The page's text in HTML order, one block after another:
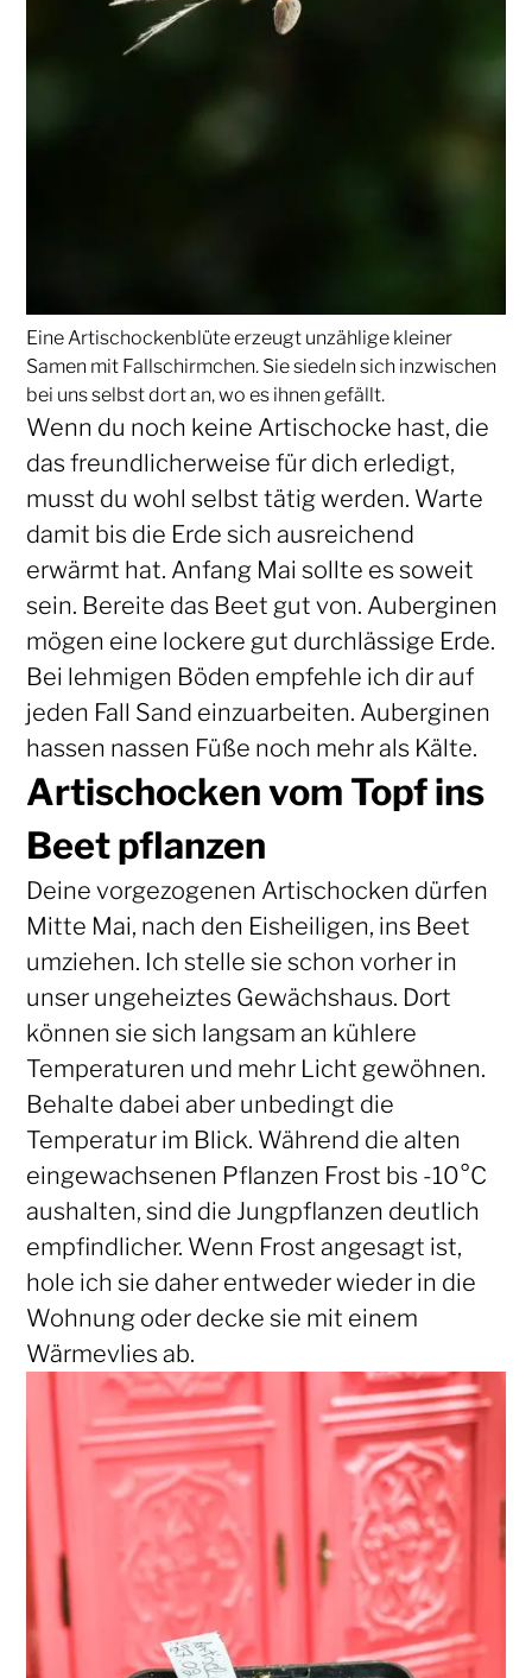
Eine Artischockenblüte erzeugt unzählige kleiner
Samen mit Fallschirmchen. Sie siedeln sich inzwischen
bei uns selbst dort an, wo es ihnen gefällt.
Wenn du noch keine Artischocke hast, die
das freundlicherweise für dich erledigt,
musst du wohl selbst tätig werden. Warte
damit bis die Erde sich ausreichend
erwärmt hat. Anfang Mai sollte es soweit
sein. Bereite das Beet gut von. Auberginen
mögen eine lockere gut durchlässige Erde.
Bei lehmigen Böden empfehle ich dir auf
jeden Fall Sand einzuarbeiten. Auberginen
hassen nassen Füße noch mehr als Kälte.
Artischocken vom Topf ins
Beet pflanzen
Deine vorgezogenen Artischocken dürfen
Mitte Mai, nach den Eisheiligen, ins Beet
umziehen. Ich stelle sie schon vorher in
unser ungeheiztes Gewächshaus. Dort
können sie sich langsam an kühlere
Temperaturen und mehr Licht gewöhnen.
Behalte dabei aber unbedingt die
Temperatur im Blick. Während die alten
eingewachsenen Pflanzen Frost bis -10°C
aushalten, sind die Jungpflanzen deutlich
empfindlicher. Wenn Frost angesagt ist,
hole ich sie daher entweder wieder in die
Wohnung oder decke sie mit einem
Wärmevlies ab.